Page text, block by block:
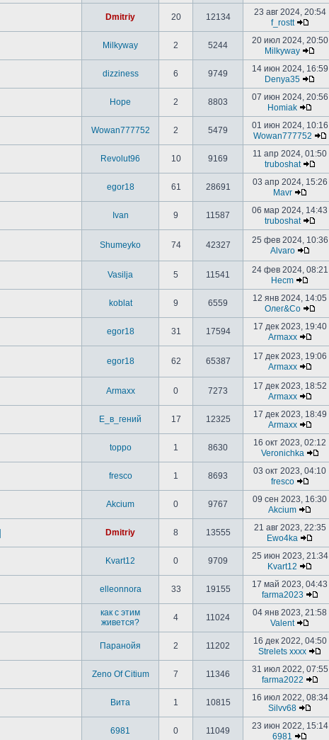
Dmitriy 20 12134
23 авг 2024, 20:54
f_rostt
Milkyway 2 5244
20 июл 2024, 20:50
Milkyway
dizziness 6 9749
14 июн 2024, 16:59
Denya35
Hope 2 8803
07 июн 2024, 20:56
Homiak
Wowan777752 2 5479
01 июн 2024, 10:16
Wowan777752
Revolut96 10 9169
11 апр 2024, 01:50
truboshat
egor18 61 28691
03 апр 2024, 15:26
Mavr
Ivan 9 11587
06 мар 2024, 14:43
truboshat
Shumeyko 74 42327
25 фев 2024, 10:36
Alvaro
Vasilja 5 11541
24 фев 2024, 08:21
Hecm
koblat 9 6559
12 янв 2024, 14:05
Олег&Co
egor18 31 17594
17 дек 2023, 19:40
Armaxx
egor18 62 65387
17 дек 2023, 19:06
Armaxx
Armaxx 0 7273
17 дек 2023, 18:52
Armaxx
Е_в_гений 17 12325
17 дек 2023, 18:49
Armaxx
toppo 1 8630
16 окт 2023, 02:12
Veronichka
fresco 1 8693
03 окт 2023, 04:10
fresco
Akcium 0 9767
09 сен 2023, 16:30
Akcium
Dmitriy 8 13555
21 авг 2023, 22:35
Ewo4ka
Kvart12 0 9709
25 июн 2023, 21:34
Kvart12
elleonnora 33 19155
17 май 2023, 04:43
farma2023
как с этим
живется?
4 11024
04 янв 2023, 21:58
Valent
Паранойя 2 11202
16 дек 2022, 04:50
Strelets xxxx
Zeno Of Citium 7 11346
31 июл 2022, 07:55
farma2022
Вита 1 10815
16 июл 2022, 08:34
Silvv68
6981 0 11049
23 июн 2022, 15:14
6981